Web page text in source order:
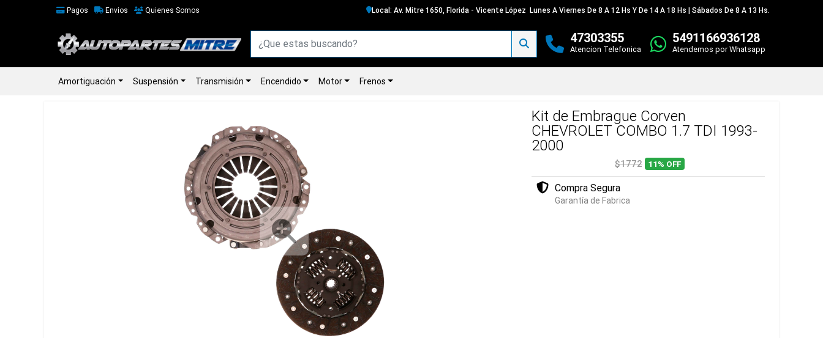
Pagos Envios Quienes Somos Local: Av. Mitre 1650, Florida - Vicente López Lunes A Viernes De 8 A 12 Hs Y De 14 A 18 Hs | Sábados De 8 A 13 Hs.
47303355
Atencion Telefonica
5491166936128
Atendemos por Whatsapp
Amortiguación Suspensión Transmisión Encendido Motor Frenos
Kit de Embrague Corven
CHEVROLET COMBO 1.7 TDI 1993-
2000
$1772 11% OFF
Compra Segura
Garantía de Fabrica